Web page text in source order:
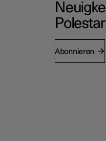
Polestar
Abonnieren